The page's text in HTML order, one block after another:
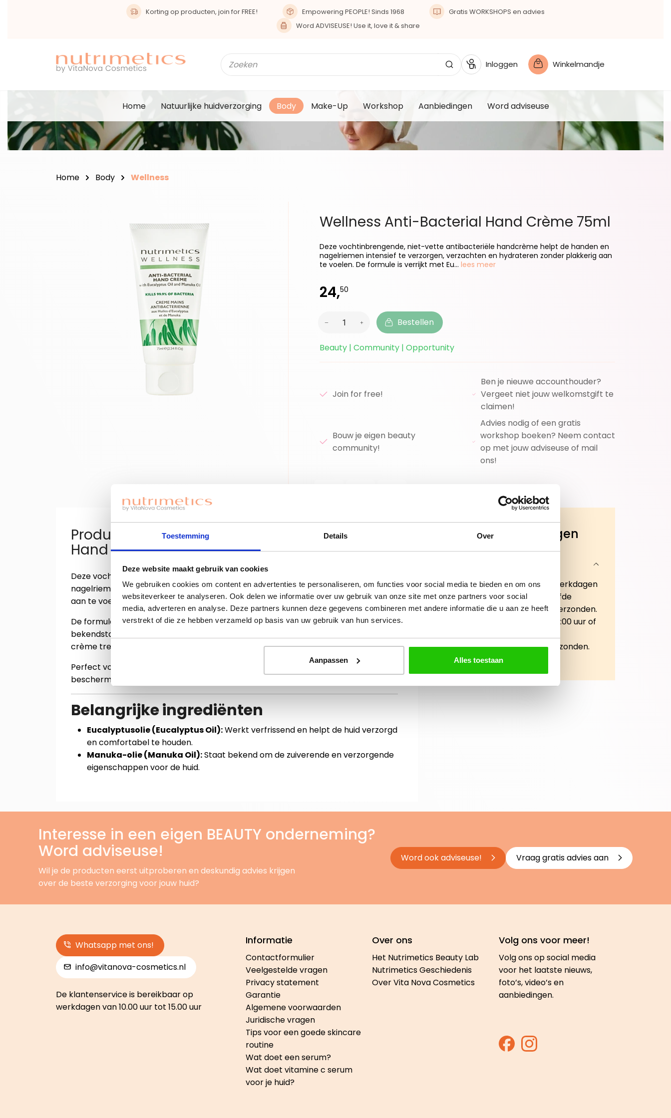
Toestemming Details Over
Deze website maakt gebruik van cookies
We gebruiken cookies om content en advertenties te personaliseren, om functies voor social media te bieden en om ons
websiteverkeer te analyseren. Ook delen we informatie over uw gebruik van onze site met onze partners voor social
media, adverteren en analyse. Deze partners kunnen deze gegevens combineren met andere informatie die u aan ze heeft
verstrekt of die ze hebben verzameld op basis van uw gebruik van hun services.
Aanpassen Alles toestaan
Ga naar de hoofdnavigatieKorting op producten, join for FREE! Empowering PEOPLE! Sinds 1968
Gratis WORKSHOPS en advies
Word ADVISEUSE! Use it, love it & share
Inloggen Winkelmandje
Home Natuurlijke huidverzorging Body Make-Up Workshop Aanbiedingen Word adviseuse
Home Body Wellness
Wellness Anti-Bacterial Hand Crème 75ml
Deze vochtinbrengende, niet-vette antibacteriële handcrème helpt de handen en
nagelriemen intensief te verzorgen, verzachten en hydrateren zonder plakkerig aan
te voelen. De formule is verrijkt met Eu... lees meer
24,50
Bestellen
Beauty | Community | Opportunity
Join for free!
Ben je nieuwe accounthouder?
Vergeet niet jouw welkomstgift te
claimen!
Bouw je eigen beauty
community!
Advies nodig of een gratis
workshop boeken? Neem contact
op met jouw adviseuse of mail
ons!
Productinformatie "Wellness Anti-Bacterial
Hand Crème 75ml"
Deze vochtinbrengende, niet-vette antibacteriële handcrème helpt de handen en
nagelriemen intensief te verzorgen, verzachten en hydrateren zonder plakkerig
aan te voelen.
De formule is verrijkt met Eucalyptusolie en Manuka-olie, ingrediënten die
bekendstaan om hun verzorgende en zuiverende eigenschappen voor de huid. De
crème trekt snel in en laat de handen zacht, comfortabel en verzorgd aanvoelen.
Perfect voor dagelijks gebruik om droge handen te helpen verzorgen en
beschermen.
Belangrijke ingrediënten
Eucalyptusolie (Eucalyptus Oil):Werkt verfrissend en helpt de huid verzorgd
en comfortabel te houden.
Manuka-olie (Manuka Oil):Staat bekend om de zuiverende en verzorgende
eigenschappen voor de huid.
Veelgestelde vragen
Bestellingen geplaatst op werkdagen
vóór 15:00 uur worden dezelfde
werkdag nog verwerkt en verzonden.
Bestellingen geplaatst na 15:00 uur of
eerstvolgende werkdag verzonden.
Interesse in een eigen BEAUTY onderneming?
Word adviseuse!
Wil je de producten eerst uitproberen en deskundig advies krijgen
over de beste verzorging voor jouw huid?
Word ook adviseuse! Vraag gratis advies aan
Whatsapp met ons!
info@vitanova-cosmetics.nl
De klantenservice is bereikbaar op
werkdagen van 10.00 uur tot 15.00 uur
Informatie
Contactformulier
Veelgestelde vragen
Privacy statement
Garantie
Algemene voorwaarden
Juridische vragen
Tips voor een goede skincare
routine
Wat doet een serum?
Wat doet vitamine c serum
voor je huid?
Over ons
Het Nutrimetics Beauty Lab
Nutrimetics Geschiedenis
Over Vita Nova Cosmetics
Volg ons voor meer!
Volg ons op social media
voor het laatste nieuws,
foto’s, video’s en
aanbiedingen.